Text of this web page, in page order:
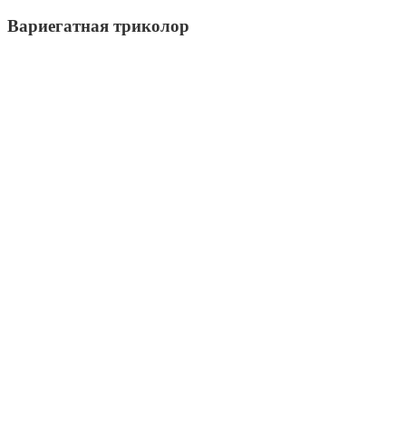
Вариегатная триколор